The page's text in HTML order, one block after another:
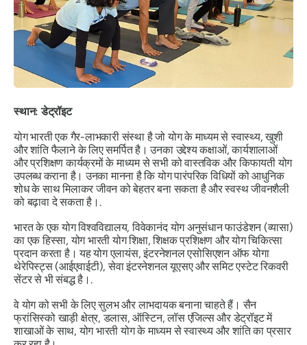
स्थान: डेट्रॉइट
योग भारती एक गैर-लाभकारी संस्था है जो योग के माध्यम से स्वास्थ्य, खुशी
और शांति फैलाने के लिए समर्पित है। उनका उद्देश्य कक्षाओं, कार्यशालाओं
और प्रशिक्षण कार्यक्रमों के माध्यम से सभी को वास्तविक और किफायती योग
उपलब्ध कराना है। उनका मानना ​​है कि योग पारंपरिक विधियों को आधुनिक
शोध के साथ मिलाकर जीवन को बेहतर बना सकता है और स्वस्थ जीवनशैली
को बढ़ावा दे सकता है।.
भारत के एक योग विश्वविद्यालय, विवेकानंद योग अनुसंधान फाउंडेशन (व्यासा)
का एक हिस्सा, योग भारती योग शिक्षा, शिक्षक प्रशिक्षण और योग चिकित्सा
प्रदान करता है। यह योग एलायंस, इंटरनेशनल एसोसिएशन ऑफ योगा
थेरेपिस्ट्स (आईएवाईटी), सेवा इंटरनेशनल यूएसए और समिट एस्टेट रिकवरी
सेंटर से भी संबद्ध है।.
वे योग को सभी के लिए सुलभ और लाभदायक बनाना चाहते हैं। सैन
फ्रांसिस्को खाड़ी क्षेत्र, डलास, ऑस्टिन, लॉस एंजिल्स और डेट्रॉइट में
शाखाओं के साथ, योग भारती योग के माध्यम से स्वास्थ्य और शांति का प्रसार